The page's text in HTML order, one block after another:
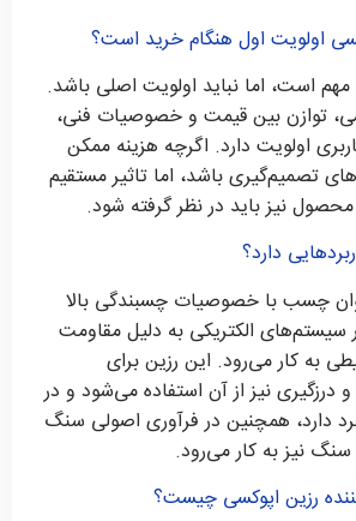
اولویت اول هنگام خرید است؟
است، اما نباید اولویت اصلی باشد.
توازن بین قیمت و خصوصیات فنی،
اولویت دارد. اگرچه هزینه ممکن
تصمیم‌گیری باشد، اما تاثیر مستقیم
نیز باید در نظر گرفته شود.
دارد؟
چسب با خصوصیات چسبندگی بالا
سیستم‌های الکتریکی به دلیل مقاومت
به کار می‌رود. این رزین برای
نیز از آن استفاده می‌شود و در
دارد، همچنین در فرآوری اصولی سنگ
نیز به کار می‌رود.
رزین اپوکسی چیست؟